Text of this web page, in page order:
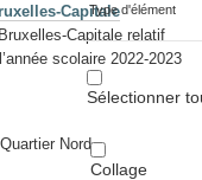
Type d'élément
Sélectionner
Collage
Capitale
Capitale relatif
scolaire 2022-2023
Nord